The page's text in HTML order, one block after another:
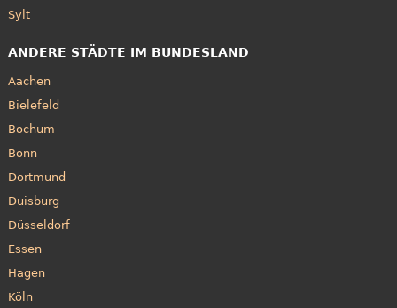
Sylt
ANDERE STÄDTE IM BUNDESLAND
Aachen
Bielefeld
Bochum
Bonn
Dortmund
Duisburg
Düsseldorf
Essen
Hagen
Köln